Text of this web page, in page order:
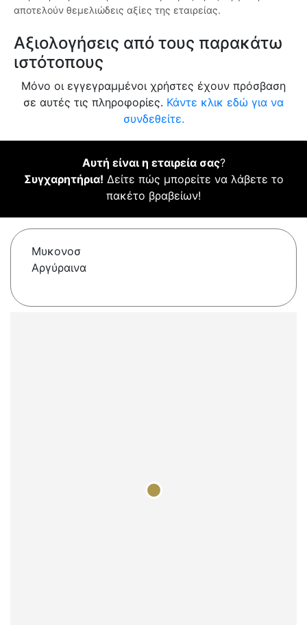
αποτελούν θεμελιώδεις αξίες της εταιρείας.
Αξιολογήσεις από τους παρακάτω
ιστότοπους
Μόνο οι εγγεγραμμένοι χρήστες έχουν πρόσβαση
σε αυτές τις πληροφορίες. Κάντε κλικ εδώ για να
συνδεθείτε.
Αυτή είναι η εταιρεία σας?
Συγχαρητήρια! Δείτε πώς μπορείτε να λάβετε το
πακέτο βραβείων!
Μυκονοσ
Αργύραινα